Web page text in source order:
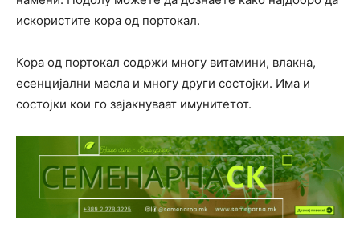
искористите кора од портокал.
Кора од портокал содржи многу витамини, влакна,
есенцијални масла и многу други состојки. Има и
состојки кои го зајакнуваат имунитетот.